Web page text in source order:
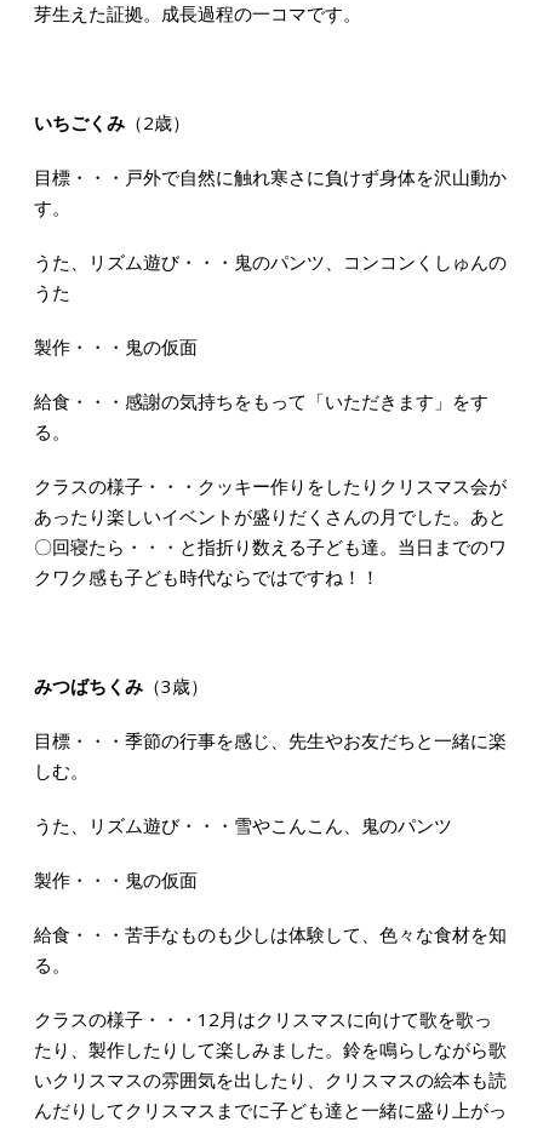
芽生えた証拠。成長過程の一コマです。
いちごくみ（2歳）
目標・・・戸外で自然に触れ寒さに負けず身体を沢山動か
す。
うた、リズム遊び・・・鬼のパンツ、コンコンくしゅんの
うた
製作・・・鬼の仮面
給食・・・感謝の気持ちをもって「いただきます」をす
る。
クラスの様子・・・クッキー作りをしたりクリスマス会が
あったり楽しいイベントが盛りだくさんの月でした。あと
〇回寝たら・・・と指折り数える子ども達。当日までのワ
クワク感も子ども時代ならではですね！！
みつばちくみ（3歳）
目標・・・季節の行事を感じ、先生やお友だちと一緒に楽
しむ。
うた、リズム遊び・・・雪やこんこん、鬼のパンツ
製作・・・鬼の仮面
給食・・・苦手なものも少しは体験して、色々な食材を知
る。
クラスの様子・・・12月はクリスマスに向けて歌を歌っ
たり、製作したりして楽しみました。鈴を鳴らしながら歌
いクリスマスの雰囲気を出したり、クリスマスの絵本も読
んだりしてクリスマスまでに子ども達と一緒に盛り上がっ